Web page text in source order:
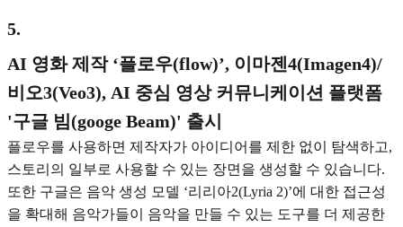
5.
AI 영화 제작 ‘플로우(flow)’, 이마젠4(Imagen4)/
비오3(Veo3), AI 중심 영상 커뮤니케이션 플랫폼
'구글 빔(googe Beam)' 출시
플로우를 사용하면 제작자가 아이디어를 제한 없이 탐색하고,
스토리의 일부로 사용할 수 있는 장면을 생성할 수 있습니다.
또한 구글은 음악 생성 모델 ‘리리아2(Lyria 2)’에 대한 접근성
을 확대해 음악가들이 음악을 만들 수 있는 도구를 더 제공한